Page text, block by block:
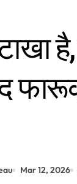
Mar 12, 2026